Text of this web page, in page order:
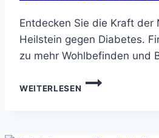
Entdecken Sie die Kraft der
Heilstein gegen Diabetes.
zu mehr Wohlbefinden und
WEITERLESEN
HEILSTEIN